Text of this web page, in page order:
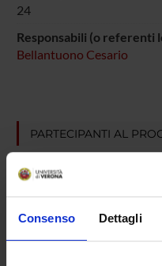
Consenso Dettagli
24
Responsabili (o referenti
Bellantuono Cesario
PARTECIPANTI AL
Cesario Bellantuono